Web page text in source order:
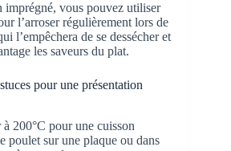
imprégné, vous pouvez utiliser
l’arroser régulièrement lors de
l’empêchera de se dessécher et
les saveurs du plat.
pour une présentation
200°C pour une cuisson
poulet sur une plaque ou dans